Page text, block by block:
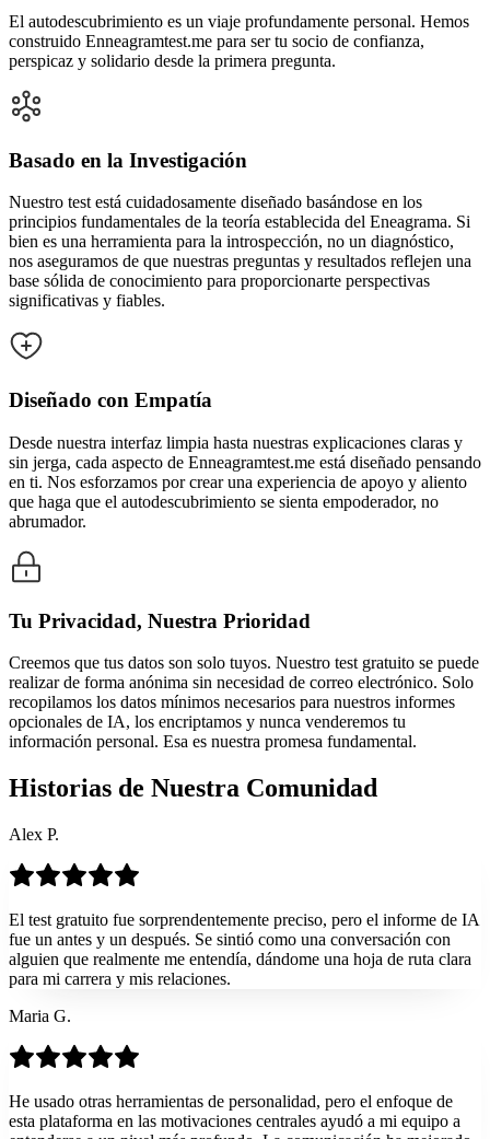
El autodescubrimiento es un viaje profundamente personal. Hemos
construido Enneagramtest.me para ser tu socio de confianza,
perspicaz y solidario desde la primera pregunta.
Basado en la Investigación
Nuestro test está cuidadosamente diseñado basándose en los
principios fundamentales de la teoría establecida del Eneagrama. Si
bien es una herramienta para la introspección, no un diagnóstico,
nos aseguramos de que nuestras preguntas y resultados reflejen una
base sólida de conocimiento para proporcionarte perspectivas
significativas y fiables.
Diseñado con Empatía
Desde nuestra interfaz limpia hasta nuestras explicaciones claras y
sin jerga, cada aspecto de Enneagramtest.me está diseñado pensando
en ti. Nos esforzamos por crear una experiencia de apoyo y aliento
que haga que el autodescubrimiento se sienta empoderador, no
abrumador.
Tu Privacidad, Nuestra Prioridad
Creemos que tus datos son solo tuyos. Nuestro test gratuito se puede
realizar de forma anónima sin necesidad de correo electrónico. Solo
recopilamos los datos mínimos necesarios para nuestros informes
opcionales de IA, los encriptamos y nunca venderemos tu
información personal. Esa es nuestra promesa fundamental.
Historias de Nuestra Comunidad
Alex P.
El test gratuito fue sorprendentemente preciso, pero el informe de IA
fue un antes y un después. Se sintió como una conversación con
alguien que realmente me entendía, dándome una hoja de ruta clara
para mi carrera y mis relaciones.
Maria G.
He usado otras herramientas de personalidad, pero el enfoque de
esta plataforma en las motivaciones centrales ayudó a mi equipo a